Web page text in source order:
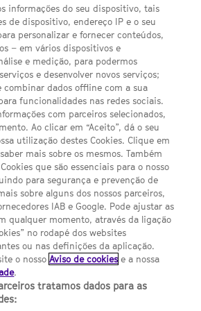
DA
España S.L.U. is wholly owned
BV
informações do seu dispositivo, tais
de dispositivo, endereço IP e o seu
personalizar e fornecer conteúdos,
– em vários dispositivos e
e medição, para podermos
e desenvolver novos serviços;
combinar dados offline com a sua
funcionalidades nas redes sociais.
com parceiros selecionados,
Ao clicar em “Aceito”, dá o seu
utilização destes Cookies. Clique em
mais sobre os mesmos. Também
que são essenciais para o nosso
para segurança e prevenção de
sobre alguns dos nossos parceiros,
IAB e Google. Pode ajustar as
qualquer momento, através da ligação
no rodapé dos websites
ou nas definições da aplicação.
o nossoAviso de cookies e a nossa
.
tratamos dados para as